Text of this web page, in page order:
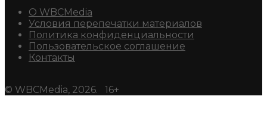
О WBCMedia
Условия перепечатки материалов
Политика конфиденциальности
Пользовательское соглашение
Контакты
© WBCMedia, 2026. 16+